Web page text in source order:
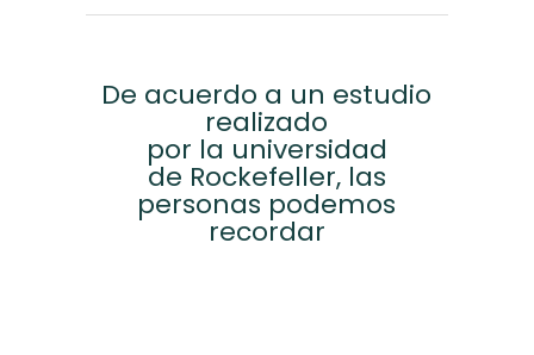
De acuerdo a un estudio
realizado
por la universidad
de Rockefeller, las
personas podemos
recordar